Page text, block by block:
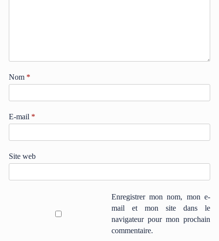
Nom *
E-mail *
Site web
Enregistrer mon nom, mon e-
mail et mon site dans le
navigateur pour mon prochain
commentaire.